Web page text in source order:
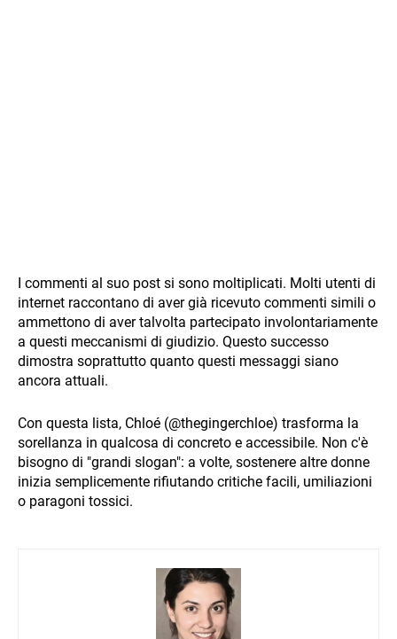
I commenti al suo post si sono moltiplicati. Molti utenti di
internet raccontano di aver già ricevuto commenti simili o
ammettono di aver talvolta partecipato involontariamente
a questi meccanismi di giudizio. Questo successo
dimostra soprattutto quanto questi messaggi siano
ancora attuali.
Con questa lista, Chloé (@thegingerchloe) trasforma la
sorellanza in qualcosa di concreto e accessibile. Non c'è
bisogno di "grandi slogan": a volte, sostenere altre donne
inizia semplicemente rifiutando critiche facili, umiliazioni
o paragoni tossici.